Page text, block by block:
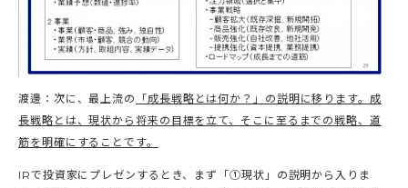
渡邊：次に、最上流の
「成長戦略とは何か？」の説明に移ります。成
長戦略とは、現状から将来の目標を立て、そこに至るまでの戦略、道
筋を明確にすることです。
IRで投資家にプレゼンするとき、まず「①現状」の説明から入りま